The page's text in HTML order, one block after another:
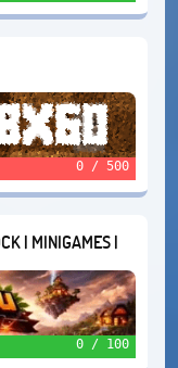
0 / 500
| MINIGAMES |
0 / 100